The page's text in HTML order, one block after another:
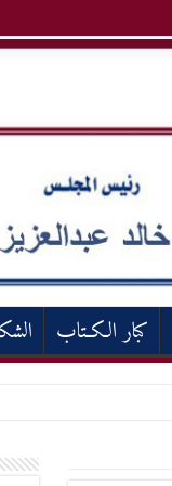
كبار الكـتاب